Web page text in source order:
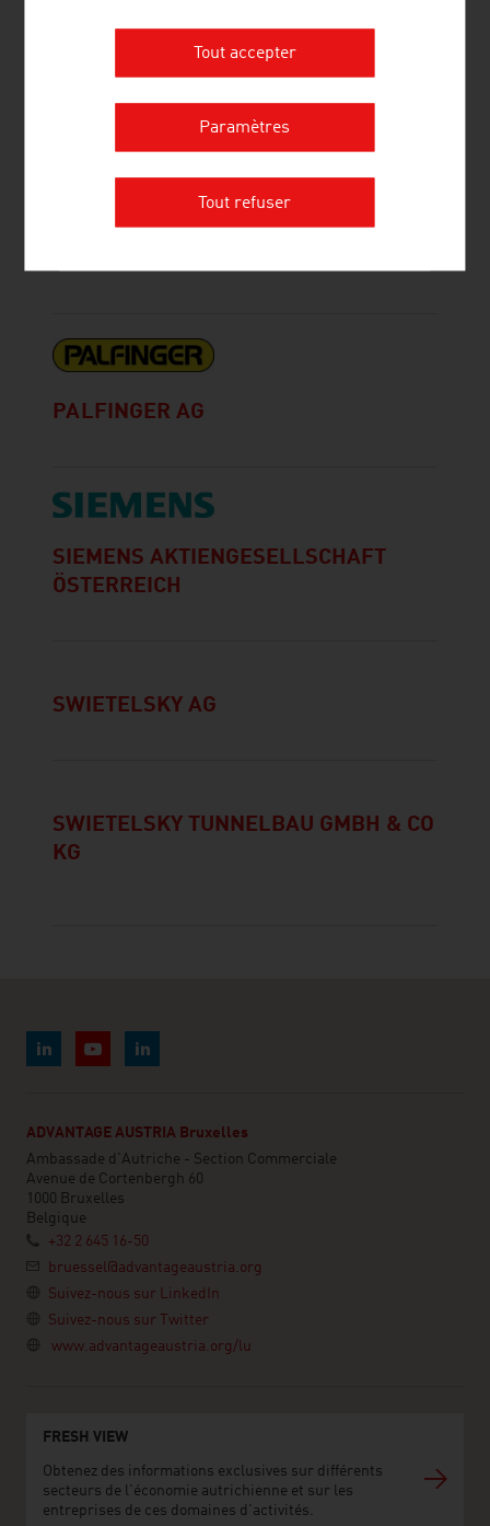
PALFINGER AG
SIEMENS AKTIENGESELLSCHAFT
ÖSTERREICH
SWIETELSKY AG
SWIETELSKY TUNNELBAU GMBH & CO
KG
ADVANTAGE AUSTRIA Bruxelles
Ambassade d'Autriche - Section Commerciale
Avenue de Cortenbergh 60
1000 Bruxelles
Belgique
+32 2 645 16-50
bruessel@advantageaustria.org
Suivez-nous sur LinkedIn
Suivez-nous sur Twitter
www.advantageaustria.org/lu
FRESH VIEW
Obtenez des informations exclusives sur différents
secteurs de l'économie autrichienne et sur les
entreprises de ces domaines d'activités.
Tout accepter
Paramètres
Tout refuser